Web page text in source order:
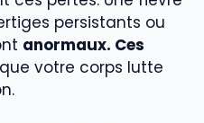
persistants ou
anormaux. Ces
que votre corps lutte